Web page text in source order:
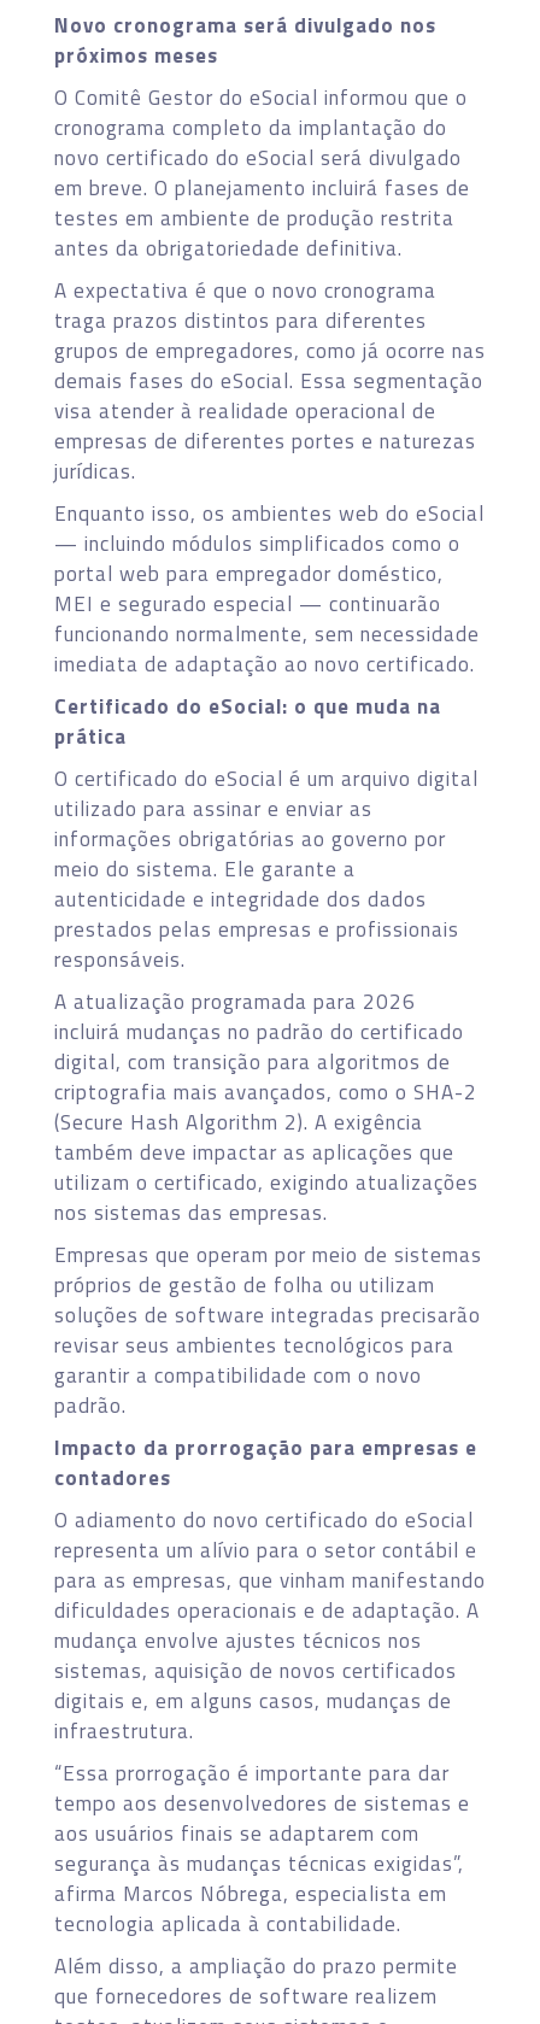
Novo cronograma será divulgado nos
próximos meses
O Comitê Gestor do eSocial informou que o
cronograma completo da implantação do
novo certificado do eSocial será divulgado
em breve. O planejamento incluirá fases de
testes em ambiente de produção restrita
antes da obrigatoriedade definitiva.
A expectativa é que o novo cronograma
traga prazos distintos para diferentes
grupos de empregadores, como já ocorre nas
demais fases do eSocial. Essa segmentação
visa atender à realidade operacional de
empresas de diferentes portes e naturezas
jurídicas.
Enquanto isso, os ambientes web do eSocial
— incluindo módulos simplificados como o
portal web para empregador doméstico,
MEI e segurado especial — continuarão
funcionando normalmente, sem necessidade
imediata de adaptação ao novo certificado.
Certificado do eSocial: o que muda na
prática
O certificado do eSocial é um arquivo digital
utilizado para assinar e enviar as
informações obrigatórias ao governo por
meio do sistema. Ele garante a
autenticidade e integridade dos dados
prestados pelas empresas e profissionais
responsáveis.
A atualização programada para 2026
incluirá mudanças no padrão do certificado
digital, com transição para algoritmos de
criptografia mais avançados, como o SHA-2
(Secure Hash Algorithm 2). A exigência
também deve impactar as aplicações que
utilizam o certificado, exigindo atualizações
nos sistemas das empresas.
Empresas que operam por meio de sistemas
próprios de gestão de folha ou utilizam
soluções de software integradas precisarão
revisar seus ambientes tecnológicos para
garantir a compatibilidade com o novo
padrão.
Impacto da prorrogação para empresas e
contadores
O adiamento do novo certificado do eSocial
representa um alívio para o setor contábil e
para as empresas, que vinham manifestando
dificuldades operacionais e de adaptação. A
mudança envolve ajustes técnicos nos
sistemas, aquisição de novos certificados
digitais e, em alguns casos, mudanças de
infraestrutura.
“Essa prorrogação é importante para dar
tempo aos desenvolvedores de sistemas e
aos usuários finais se adaptarem com
segurança às mudanças técnicas exigidas”,
afirma Marcos Nóbrega, especialista em
tecnologia aplicada à contabilidade.
Além disso, a ampliação do prazo permite
que fornecedores de software realizem